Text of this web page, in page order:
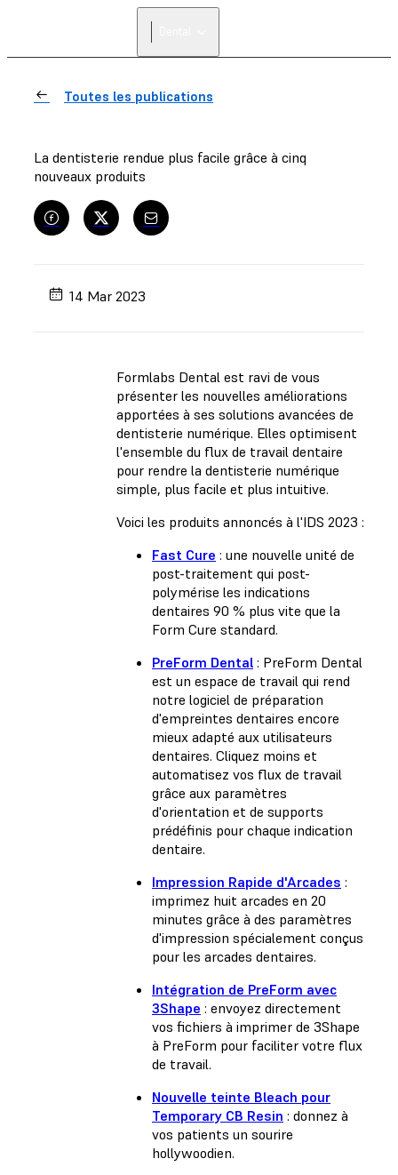
Toutes les publications
La dentisterie rendue plus facile grâce à cinq
nouveaux produits
14 Mar 2023
Formlabs Dental est ravi de vous
présenter les nouvelles améliorations
apportées à ses solutions avancées de
dentisterie numérique. Elles optimisent
l'ensemble du flux de travail dentaire
pour rendre la dentisterie numérique
simple, plus facile et plus intuitive.
Voici les produits annoncés à l'IDS 2023 :
Fast Cure : une nouvelle unité de
post-traitement qui post-
polymérise les indications
dentaires 90 % plus vite que la
Form Cure standard.
PreForm Dental : PreForm Dental
est un espace de travail qui rend
notre logiciel de préparation
d'empreintes dentaires encore
mieux adapté aux utilisateurs
dentaires. Cliquez moins et
automatisez vos flux de travail
grâce aux paramètres
d'orientation et de supports
prédéfinis pour chaque indication
dentaire.
Impression Rapide d'Arcades :
imprimez huit arcades en 20
minutes grâce à des paramètres
d'impression spécialement conçus
pour les arcades dentaires.
Intégration de PreForm avec
3Shape : envoyez directement
vos fichiers à imprimer de 3Shape
à PreForm pour faciliter votre flux
de travail.
Nouvelle teinte Bleach pour
Temporary CB Resin : donnez à
vos patients un sourire
hollywoodien.